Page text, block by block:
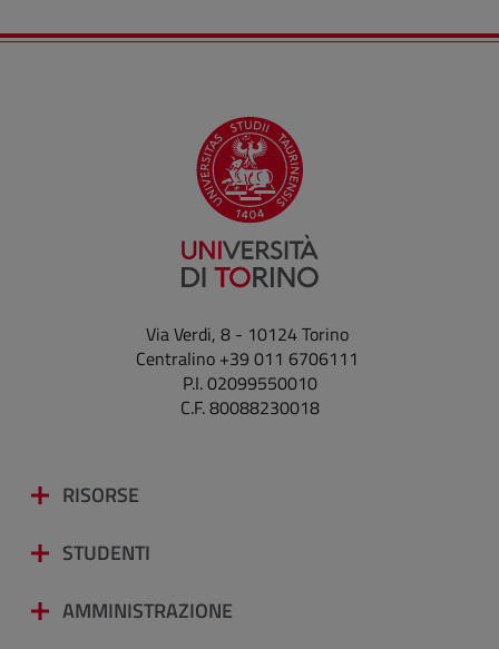
Via Verdi, 8 - 10124 Torino
Centralino +39 011 6706111
P.I. 02099550010
C.F. 80088230018
RISORSE
STUDENTI
AMMINISTRAZIONE